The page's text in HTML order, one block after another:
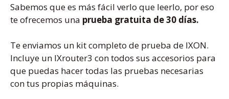
Sabemos que es más fácil verlo que leerlo, por eso
te ofrecemos una prueba gratuita de 30 días.
Te enviamos un kit completo de prueba de IXON.
Incluye un IXrouter3 con todos sus accesorios para
que puedas hacer todas las pruebas necesarias
con tus propias máquinas.